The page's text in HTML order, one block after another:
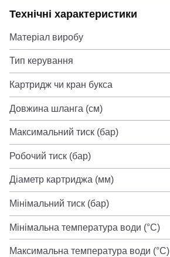
Технічні характеристики
Матеріал виробу
Тип керування
Картридж чи кран букса
Довжина шланга (см)
Максимальний тиск (бар)
Робочий тиск (бар)
Діаметр картриджа (мм)
Мінімальний тиск (бар)
Мінімальна температура води (°C)
Максимальна температура води (°C)